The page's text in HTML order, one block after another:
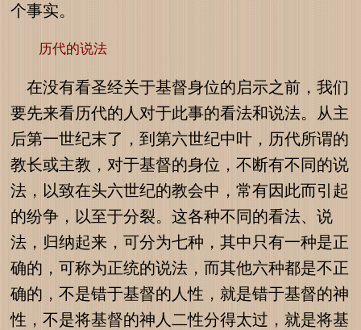
个事实。
历代的说法
在没有看圣经关于基督身位的启示之前，我们
要先来看历代的人对于此事的看法和说法。从主
后第一世纪末了，到第六世纪中叶，历代所谓的
教长或主教，对于基督的身位，不断有不同的说
法，以致在头六世纪的教会中，常有因此而引起
的纷争，以至于分裂。这各种不同的看法、说
法，归纳起来，可分为七种，其中只有一种是正
确的，可称为正统的说法，而其他六种都是不正
确的，不是错于基督的人性，就是错于基督的神
性，不是将基督的神人二性分得太过，就是将基